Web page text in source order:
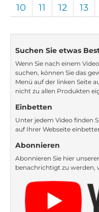
10
11 12 13
Suchen Sie etwas
Wenn Sie nach einem
suchen, können Sie das
Menü auf der linken Seite
nicht zu allen Produkten
Einbetten
Unter jedem Video finden
auf Ihrer Webseite
Abonnieren
Abonnieren Sie hier
benachrichtigt zu werden,